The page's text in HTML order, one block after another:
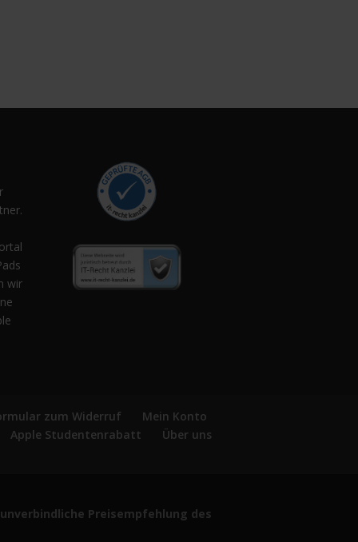
wir
zum Widerruf
Mein Konto
Apple Studentenrabatt
Über uns
Preisempfehlung des